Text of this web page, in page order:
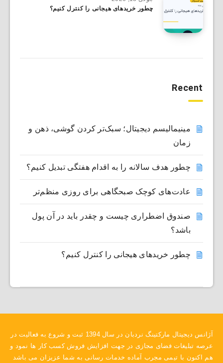
چطور خریدهای هیجانی را کنترل کنیم؟
Recent
مینیمالیسم دیجیتال؛ سبک‌تر کردن گوشی، ذهن و
زمان
چطور هدف سالانه را به اقدام هفتگی تبدیل کنیم؟
عادت‌های کوچک صبحگاهی برای روزی منظم‌تر
صندوق اضطراری چیست و چقدر باید در آن پول
باشد؟
چطور خریدهای هیجانی را کنترل کنیم؟
آژانس دیجیتال مارکتینگ نردبان در سال 1394 ثبت و شروع به فعالیت در
عرصه تبلیغات فضای مجازی در جهت افزایش فروش کسب کار ها نمود و
هم اکنون با تیمی مجرب آماده خدمات رسانی به شما عزیزان می باشد